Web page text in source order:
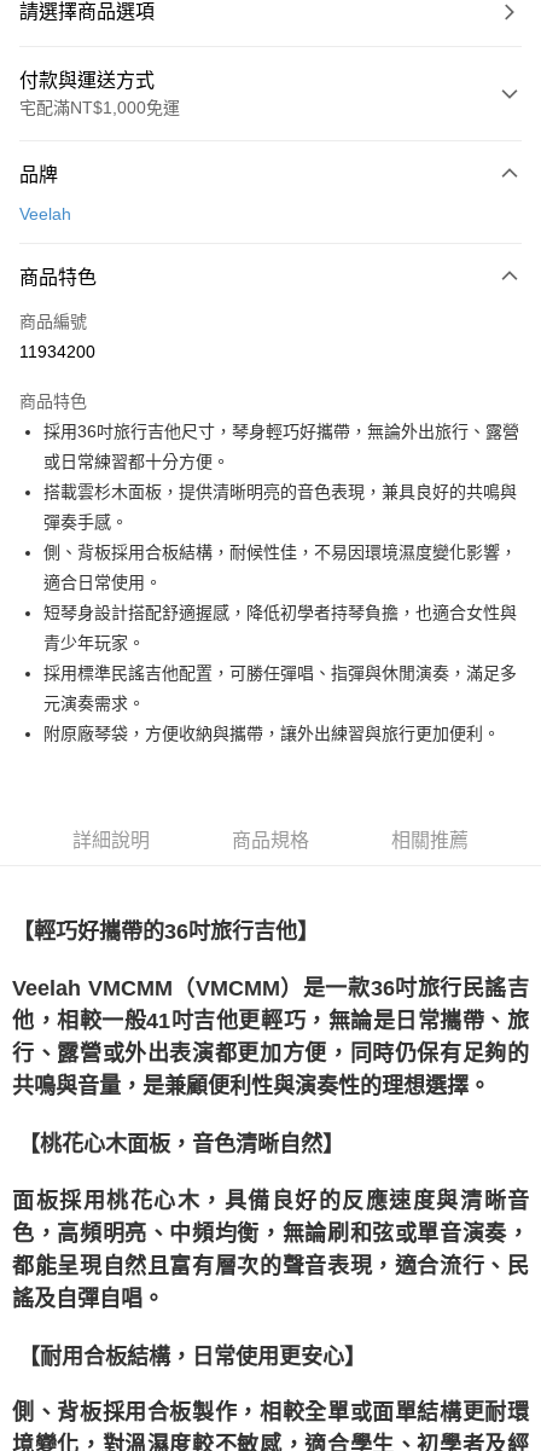
請選擇商品選項
付款與運送方式
宅配滿NT$1,000免運
信用卡一次付款
3 期 0 利率 每期
合作金庫商業銀行
上海商業儲蓄銀行
臺灣中小企業銀行
匯豐（台灣）商業銀行
華泰商業銀行
聯邦商業銀行
元大商業銀行
永豐商業銀行
玉山商業銀行
台灣樂天信用卡公司
合作金庫商業銀行
上海商業儲蓄銀行
國泰世華商業銀行
兆豐國際商業銀行
匯豐（台灣）商業銀行
聯邦商業銀行
遠東國際商業銀行
元大商業銀行
玉山商業銀行
星展（台灣）商業銀行
台新國際商業銀行
LINE Pay
Apple Pay
街口支付
悠遊付
全盈+PAY
大哥付你分期
相關說明
【大哥付你分期使用說明】
1.本服務由台灣大哥大提供，台灣大哥大用戶可立即使用無須另外申請。
2.付款方式選擇「大哥付你分期」，訂單成立後會自動跳轉到大哥付的交易
流程，驗證手機門號後，選擇欲分期的期數、繳款截止日，確認付款後即完
3.實際核准額度、可分期數及費用金額請依後續交易確認頁面所載為準。
【繳款方式說明】
1.分期款項不併入電信帳單，「大哥付你分期」於每月結算日後寄送繳費提
帳／街口支付／iPASS MONEY」等通路繳費。
1.本服務係由「台灣大哥大股份有限公司」（以下簡稱本公司）所提供，讓
用戶於交易時，得透過本服務購買商品或服務，並由商店將買賣／分期付款
買賣價金債權讓與本公司後，依約使用本公司帳單繳交帳款。
2.基於同意付款使用「大哥付你分期」之契約關係目的，商店將以您的個人
資料（包含姓名、電話或地址）提供予台灣大哥大進項蒐集、處理及利用，
由本公司與您本人進行分期帳單所需資料之確認、核對及更正。
ATM付款
運送方式
品牌
Veelah
商品特色
商品編號
11934200
商品特色
採用36吋旅行吉他尺寸，琴身輕巧好攜帶，無論外出旅行、露營
或日常練習都十分方便。
搭載雲杉木面板，提供清晰明亮的音色表現，兼具良好的共鳴與
彈奏手感。
側、背板採用合板結構，耐候性佳，不易因環境濕度變化影響，
適合日常使用。
短琴身設計搭配舒適握感，降低初學者持琴負擔，也適合女性與
青少年玩家。
採用標準民謠吉他配置，可勝任彈唱、指彈與休閒演奏，滿足多
元演奏需求。
附原廠琴袋，方便收納與攜帶，讓外出練習與旅行更加便利。
詳細說明 商品規格 相關推薦
【輕巧好攜帶的36吋旅行吉他】
Veelah VMCMM（VMCMM）是一款36吋旅行民謠吉
他，相較一般41吋吉他更輕巧，無論是日常攜帶、旅
行、露營或外出表演都更加方便，同時仍保有足夠的
共鳴與音量，是兼顧便利性與演奏性的理想選擇。
【桃花心木面板，音色清晰自然】
面板採用桃花心木 ，具備良好的反應速度與清晰音
色，高頻明亮、中頻均衡，無論刷和弦或單音演奏，
都能呈現自然且富有層次的聲音表現，適合流行、民
謠及自彈自唱。
【耐用合板結構，日常使用更安心】
側、背板採用合板製作，相較全單或面單結構更耐環
境變化，對溫濕度較不敏感，適合學生、初學者及經